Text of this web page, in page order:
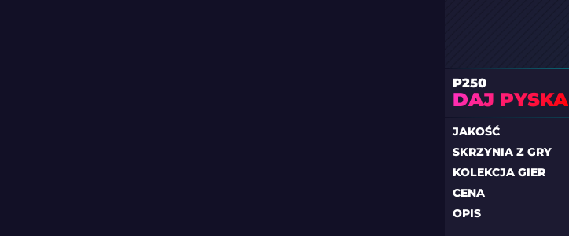
P250
DAJ PYSKA
JAKOŚĆ
SKRZYNIA Z GRY
KOLEKCJA GIER
CENA
OPIS